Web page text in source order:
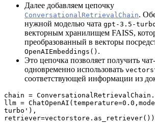
Далее добавляем цепочку
ConversationalRetrievalChain.
нужной моделью чата gpt-3.5-
векторным хранилищем FAISS,
преобразованный в векторы
OpenAIEmbeddings() .
Это цепочка позволяет получить
одновременно использовать
соответствующей информации из
chain =
llm =
turbo'),
retriever=vectorstore.as_retriever())